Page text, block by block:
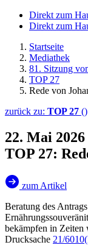
Direkt zum
Direkt zum
Startseite
Mediathek
81. Sitzung
TOP 27
Rede von
zurück zu: TOP 27 ()
22. Mai 2026
TOP 27:
zum Artikel
Beratung des
bekämpfen in Zeiten
Drucksache 21/6010